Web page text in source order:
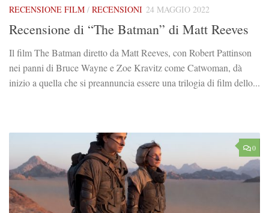
RECENSIONE FILM / RECENSIONI 24 MAGGIO 2022
Recensione di “The Batman” di Matt Reeves
Il film The Batman diretto da Matt Reeves, con Robert Pattinson
nei panni di Bruce Wayne e Zoe Kravitz come Catwoman, dà
inizio a quella che si preannuncia essere una trilogia di film dello...
0